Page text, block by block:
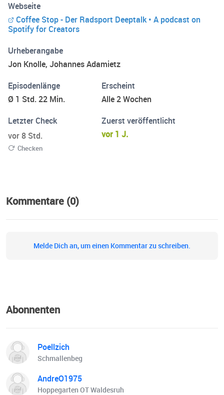
wir alle einmal mit diesem außergewöhnlichen Sport
angefangen haben. Folgt uns auf Instagram!
https://www.instagram.com/coffeestopcast/
Webseite
Coffee Stop - Der Radsport Deeptalk • A podcast on
Spotify for Creators
Urheberangabe
Jon Knolle, Johannes Adamietz
Episodenlänge
Ø 1 Std. 22 Min.
Erscheint
Alle 2 Wochen
Letzter Check
vor 8 Std.
Checken
Zuerst veröffentlicht
vor 1 J.
Kommentare (0)
Melde Dich an, um einen Kommentar zu schreiben.
Abonnenten
Poellzich
Schmallenbeg
AndreO1975
Hoppegarten OT Waldesruh